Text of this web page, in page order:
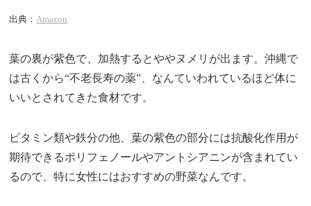
出典： Amazon
葉の裏が紫色で、加熱するとややヌメリが出ます。沖縄で
は古くから“不老長寿の薬”、なんていわれているほど体に
いいとされてきた食材です。
ビタミン類や鉄分の他、葉の紫色の部分には抗酸化作用が
期待できるポリフェノールやアントシアニンが含まれてい
るので、特に女性にはおすすめの野菜なんです。